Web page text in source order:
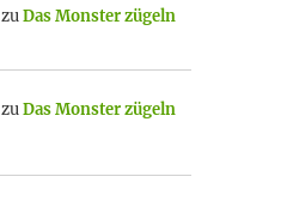
zuDas Monster zügeln
zuDas Monster zügeln